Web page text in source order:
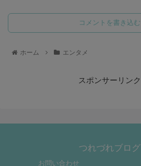
コメントを書き込む
ホーム エンタメ
スポンサーリンク
つれづれブログ
お問い合わせ